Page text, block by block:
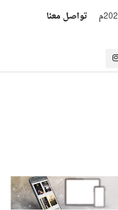
تواصل معنا